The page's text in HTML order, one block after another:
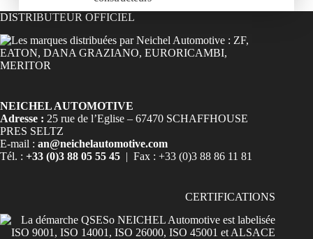
DISTRIBUTEUR OFFICIEL
NEICHEL AUTOMOTIVE
Adresse : 25 rue de l’Eglise – 67470 SCHAFFHOUSE
PRES SELTZ
E-mail : an@neichelautomotive.com
Tél. : +33 (0)3 88 05 55 45 | Fax : +33 (0)3 88 86 11 81
CERTIFICATIONS